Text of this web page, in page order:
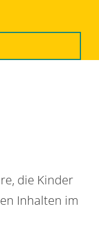
die Kinder
Inhalten im